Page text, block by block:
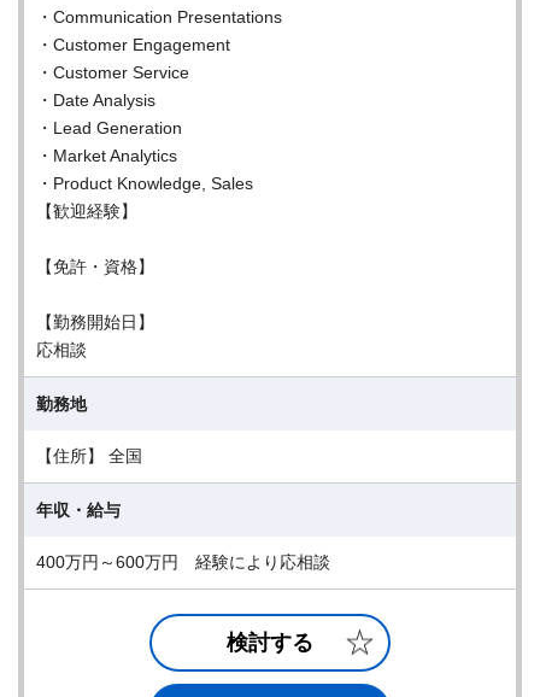
・Communication Presentations
・Customer Engagement
・Customer Service
・Date Analysis
・Lead Generation
・Market Analytics
・Product Knowledge, Sales
【歓迎経験】
【免許・資格】
【勤務開始日】
応相談
勤務地
【住所】 全国
年収・給与
400万円～600万円 経験により応相談
検討する